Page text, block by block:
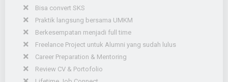
Bisa convert SKS
Praktik langsung bersama UMKM
Berkesempatan menjadi full time
Freelance Project untuk Alumni yang sudah lulus
Career Preparation & Mentoring
Review CV & Portofolio